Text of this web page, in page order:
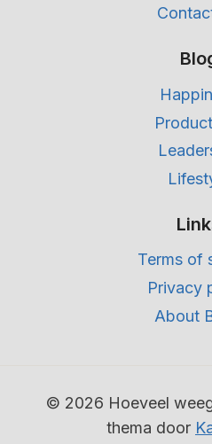
Terms of
Privacy
About
© 2026 Hoeveel
thema door